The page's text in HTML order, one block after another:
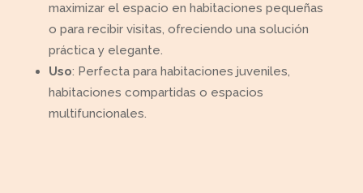
maximizar el espacio en habitaciones pequeñas
o para recibir visitas, ofreciendo una solución
práctica y elegante.
Uso: Perfecta para habitaciones juveniles,
habitaciones compartidas o espacios
multifuncionales.